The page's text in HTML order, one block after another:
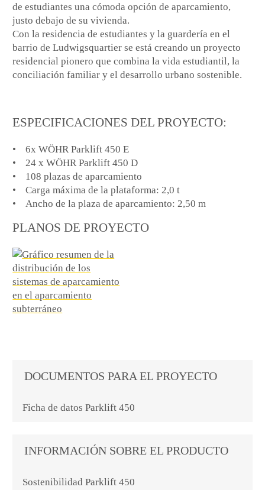
de estudiantes una cómoda opción de aparcamiento,
justo debajo de su vivienda.
Con la residencia de estudiantes y la guardería en el
barrio de Ludwigsquartier se está creando un proyecto
residencial pionero que combina la vida estudiantil, la
conciliación familiar y el desarrollo urbano sostenible.
ESPECIFICACIONES DEL PROYECTO:
• 6x WÖHR Parklift 450 E
• 24 x WÖHR Parklift 450 D
• 108 plazas de aparcamiento
• Carga máxima de la plataforma: 2,0 t
• Ancho de la plaza de aparcamiento: 2,50 m
PLANOS DE PROYECTO
DOCUMENTOS PARA EL PROYECTO
Ficha de datos Parklift 450
INFORMACIÓN SOBRE EL PRODUCTO
Sostenibilidad Parklift 450